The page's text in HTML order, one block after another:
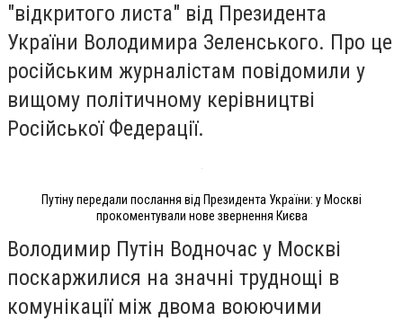
"відкритого листа" від Президента
України Володимира Зеленського. Про це
російським журналістам повідомили у
вищому політичному керівництві
Російської Федерації.
Путіну передали послання від Президента України: у Москві
прокоментували нове звернення Києва
Володимир Путін Водночас у Москві
поскаржилися на значні труднощі в
комунікації між двома воюючими